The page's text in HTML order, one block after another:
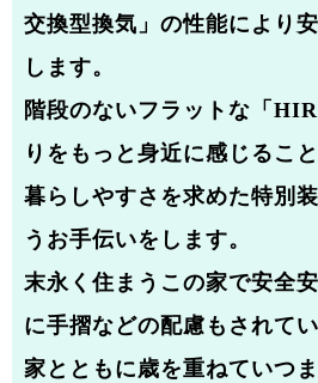
交換型換気」の性能により
します。
階段のないフラットな「
りをもっと身近に感じるこ
暮らしやすさを求めた特別
うお手伝いをします。
末永く住まうこの家で安全
に手摺などの配慮もされてい
家とともに歳を重ねていつ